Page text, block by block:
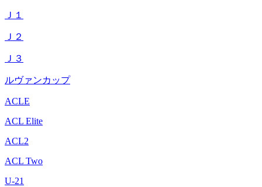
Ｊ１
Ｊ２
Ｊ３
ルヴァンカップ
ACLE
ACL Elite
ACL2
ACL Two
U-21